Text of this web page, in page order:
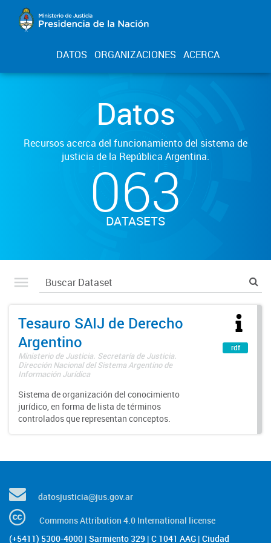
DATOS ORGANIZACIONES ACERCA
Datos
Recursos acerca del funcionamiento del sistema de
justicia de la República Argentina.
063
DATASETS
Tesauro SAIJ de Derecho
Argentino
Ministerio de Justicia. Secretaría de Justicia.
Dirección Nacional del Sistema Argentino de
Información Jurídica
Sistema de organización del conocimiento
jurídico, en forma de lista de términos
controlados que representan conceptos.
rdf
datosjusticia@jus.gov.ar
Commons Attribution 4.0 International license
(+5411) 5300-4000 | Sarmiento 329 | C 1041 AAG | Ciudad